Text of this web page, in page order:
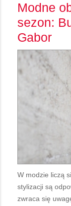
Modne
sezon:
Gabor
W modzie liczą
stylizacji są
zwraca się